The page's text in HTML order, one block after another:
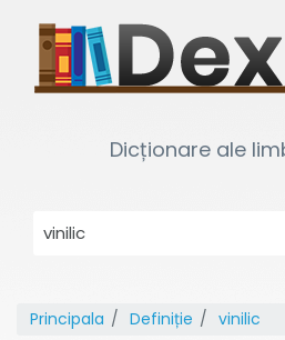
Dicționare ale
Principala Definiție vinilic